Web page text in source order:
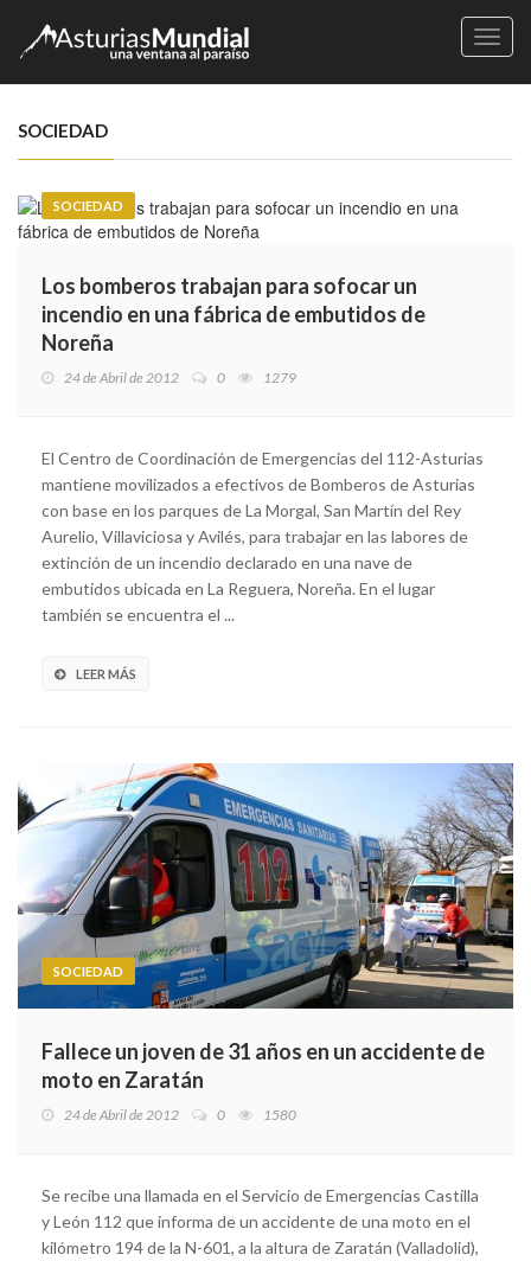
SOCIEDAD
SOCIEDAD
Los bomberos trabajan para sofocar un
incendio en una fábrica de embutidos de
Noreña
24 de Abril de 2012 0 1279
El Centro de Coordinación de Emergencias del 112-Asturias
mantiene movilizados a efectivos de Bomberos de Asturias
con base en los parques de La Morgal, San Martín del Rey
Aurelio, Villaviciosa y Avilés, para trabajar en las labores de
extinción de un incendio declarado en una nave de
embutidos ubicada en La Reguera, Noreña. En el lugar
también se encuentra el ...
LEER MÁS
SOCIEDAD
Fallece un joven de 31 años en un accidente de
moto en Zaratán
24 de Abril de 2012 0 1580
Se recibe una llamada en el Servicio de Emergencias Castilla
y León 112 que informa de un accidente de una moto en el
kilómetro 194 de la N-601, a la altura de Zaratán (Valladolid),